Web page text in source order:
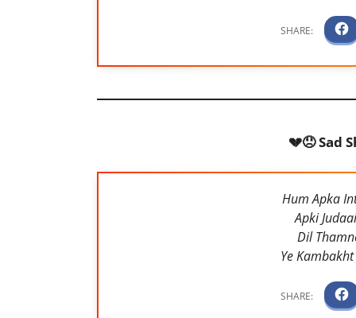
💔😞 Sad
Hum Apka
Apki
Dil
Ye